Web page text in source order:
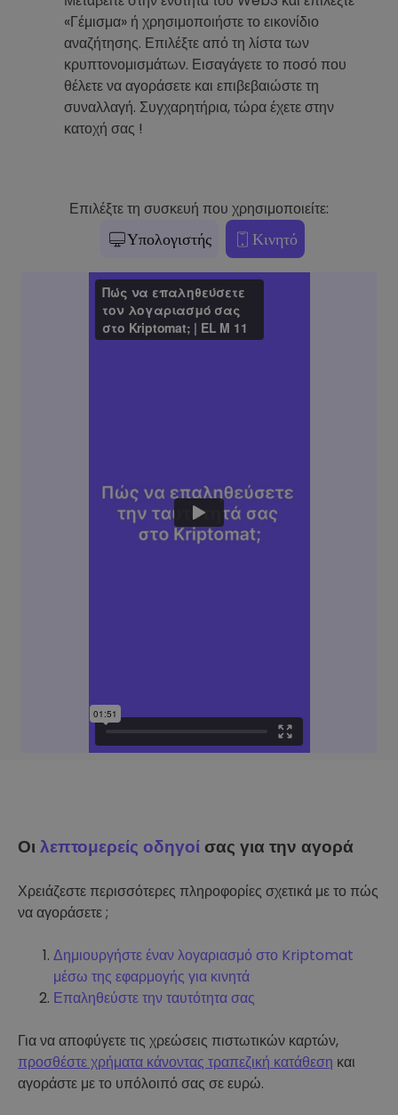
«Γέμισμα» ή χρησιμοποιήστε το εικονίδιο
αναζήτησης. Επιλέξτε από τη λίστα των
κρυπτονομισμάτων. Εισαγάγετε το ποσό που
θέλετε να αγοράσετε και επιβεβαιώστε τη
συναλλαγή. Συγχαρητήρια, τώρα έχετε στην
κατοχή σας !
Επιλέξτε τη συσκευή που χρησιμοποιείτε:
Υπολογιστής Κινητό
Οιλεπτομερείς οδηγοί σας για την αγορά
Χρειάζεστε περισσότερες πληροφορίες σχετικά με το πώς
να αγοράσετε ;
Δημιουργήστε έναν λογαριασμό στο Kriptomat
μέσω της εφαρμογής για κινητά
Επαληθεύστε την ταυτότητα σας
Για να αποφύγετε τις χρεώσεις πιστωτικών καρτών,
προσθέστε χρήματα κάνοντας τραπεζική κατάθεση και
αγοράστε με το υπόλοιπό σας σε ευρώ.